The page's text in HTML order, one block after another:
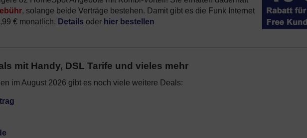
, solange beide Verträge bestehen. Damit gibt es die Funk Internet
€ monatlich. Details oder hier bestellen
mit Handy, DSL Tarife und vieles mehr
im August 2026 gibt es noch viele weitere Deals: